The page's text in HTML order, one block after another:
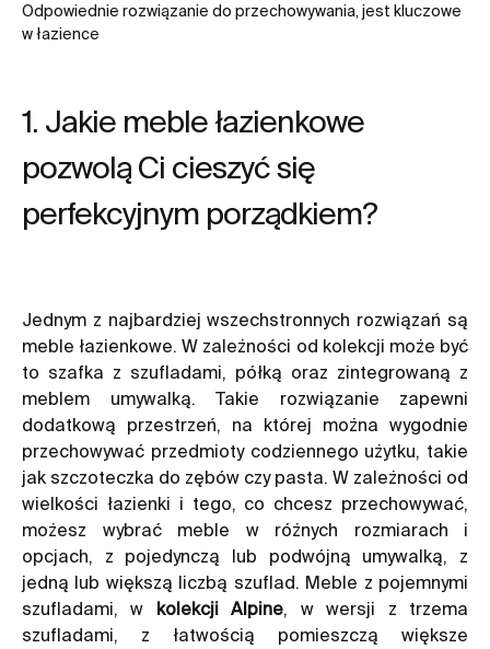
1. Jakie meble łazienkowe
pozwolą Ci cieszyć się
perfekcyjnym porządkiem?
Odpowiednie rozwiązanie do przechowywania, jest kluczowe
w łazience
Jednym z najbardziej wszechstronnych rozwiązań są
meble łazienkowe. W zależności od kolekcji może być
to szafka z szufladami, półką oraz zintegrowaną z
meblem umywalką. Takie rozwiązanie zapewni
dodatkową przestrzeń, na której można wygodnie
przechowywać przedmioty codziennego użytku, takie
jak szczoteczka do zębów czy pasta. W zależności od
wielkości łazienki i tego, co chcesz przechowywać,
możesz wybrać meble w różnych rozmiarach i
opcjach, z pojedynczą lub podwójną umywalką, z
jedną lub większą liczbą szuflad. Meble z pojemnymi
szufladami, w kolekcji Alpine , w wersji z trzema
szufladami, z łatwością pomieszczą większe